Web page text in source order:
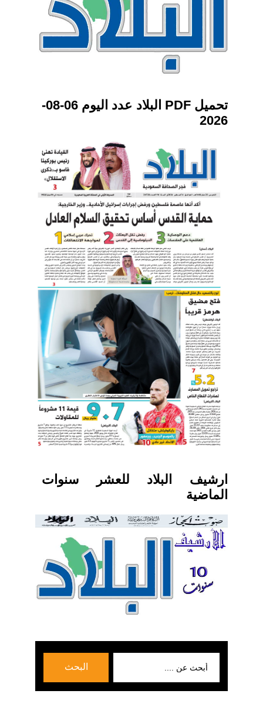
تحميل PDF البلاد عدد اليوم 06-08-
2026
ارشيف البلاد للعشر سنوات
الماضية
البحث